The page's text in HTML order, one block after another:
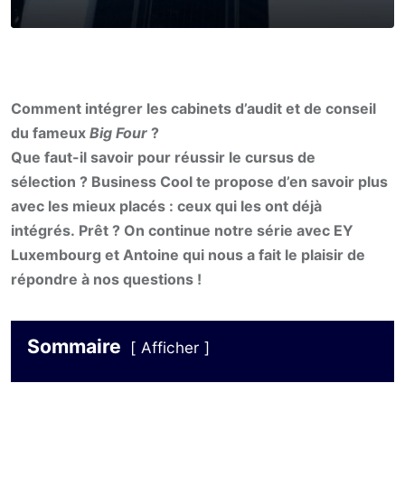
Comment intégrer les cabinets d’audit et de conseil
du fameux Big Four ?
Que faut-il savoir pour réussir le cursus de
sélection ? Business Cool te propose d’en savoir plus
avec les mieux placés : ceux qui les ont déjà
intégrés. Prêt ? On continue notre série avec EY
Luxembourg et Antoine qui nous a fait le plaisir de
répondre à nos questions !
Sommaire Afficher